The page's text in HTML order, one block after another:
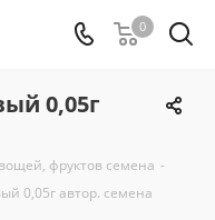
0
0,05г
фруктов семена -
0,05г автор. семена